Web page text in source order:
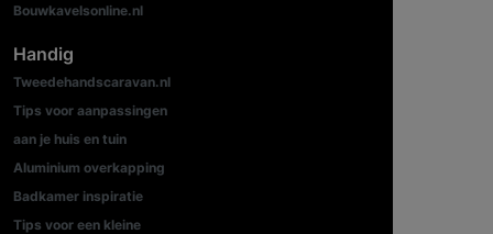
Bouwkavelsonline.nl
Handig
Tweedehandscaravan.nl
Tips voor aanpassingen
aan je huis en tuin
Aluminium overkapping
Badkamer inspiratie
Tips voor een kleine